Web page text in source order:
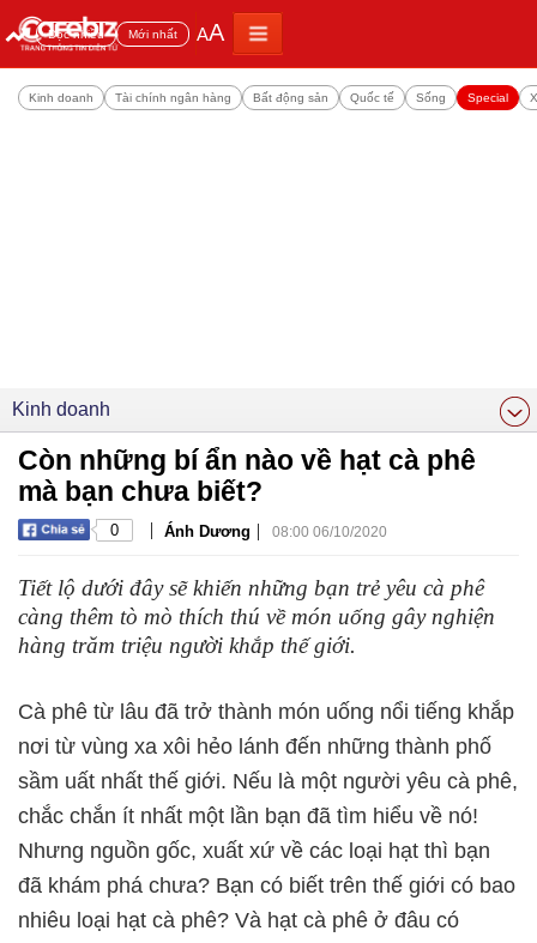
Đọc nhiều Mới nhất AA
Kinh doanh Tài chính ngân hàng Bất động sản Quốc tế Sống Special
Kinh doanh
Còn những bí ẩn nào về hạt cà phê
mà bạn chưa biết?
0 | Ánh Dương | 08:00 06/10/2020
Tiết lộ dưới đây sẽ khiến những bạn trẻ yêu cà phê
càng thêm tò mò thích thú về món uống gây nghiện
hàng trăm triệu người khắp thế giới.
Cà phê từ lâu đã trở thành món uống nổi tiếng khắp
nơi từ vùng xa xôi hẻo lánh đến những thành phố
sầm uất nhất thế giới. Nếu là một người yêu cà phê,
chắc chắn ít nhất một lần bạn đã tìm hiểu về nó!
Nhưng nguồn gốc, xuất xứ về các loại hạt thì bạn
đã khám phá chưa? Bạn có biết trên thế giới có bao
nhiêu loại hạt cà phê? Và hạt cà phê ở đâu có